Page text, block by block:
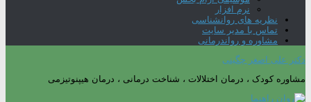
نرم افزار
نظریه های روانشناسی
تماس با مدیر سایت
مشاوره و رواندرمانی
دکتر علی اصغر چگینی
مشاوره کودک ، درمان اختلالات ، شناخت درمانی ، درمان هیپنوتیزمی